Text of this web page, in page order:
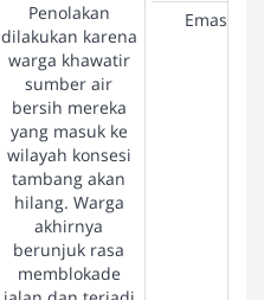
Penolakan
dilakukan karena
warga khawatir
sumber air
bersih mereka
yang masuk ke
wilayah konsesi
tambang akan
hilang. Warga
akhirnya
berunjuk rasa
memblokade
Emas